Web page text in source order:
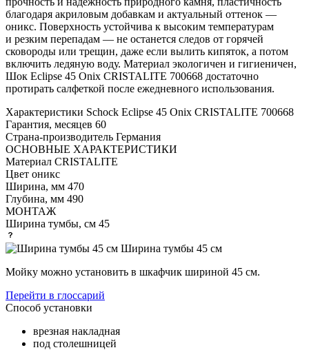
благодаря акриловым добавкам и актуальный оттенок —
оникс. Поверхность устойчива к высоким температурам
и резким перепадам — не останется следов от горячей
сковороды или трещин, даже если вылить кипяток, а потом
включить ледяную воду. Материал экологичен и гигиеничен,
Шок Eclipse 45 Onix CRISTALITE 700668 достаточно
протирать салфеткой после ежедневного использования.
Характеристики Schock Eclipse 45 Onix CRISTALITE 700668
Гарантия, месяцев 60
Страна-производитель Германия
ОСНОВНЫЕ ХАРАКТЕРИСТИКИ
Материал CRISTALITE
Цвет оникс
Ширина, мм 470
Глубина, мм 490
МОНТАЖ
Ширина тумбы, см 45
Ширина тумбы 45 см
Мойку можно установить в шкафчик шириной 45 см.
Перейти в глоссарий
Способ установки
врезная накладная
под столешницей